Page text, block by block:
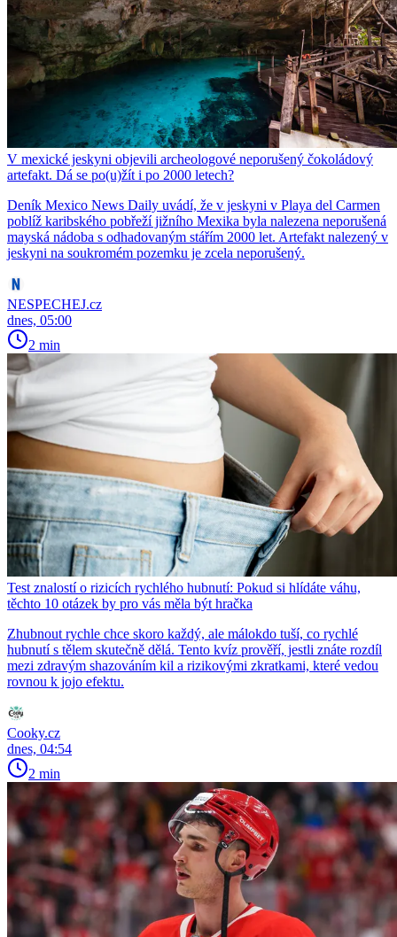
V mexické jeskyni objevili archeologové neporušený čokoládový
artefakt. Dá se po(u)žít i po 2000 letech?
Deník Mexico News Daily uvádí, že v jeskyni v Playa del Carmen
poblíž karibského pobřeží jižního Mexika byla nalezena neporušená
mayská nádoba s odhadovaným stářím 2000 let. Artefakt nalezený v
jeskyni na soukromém pozemku je zcela neporušený.
NESPECHEJ.cz
dnes, 05:00
2 min
Test znalostí o rizicích rychlého hubnutí: Pokud si hlídáte váhu,
těchto 10 otázek by pro vás měla být hračka
Zhubnout rychle chce skoro každý, ale málokdo tuší, co rychlé
hubnutí s tělem skutečně dělá. Tento kvíz prověří, jestli znáte rozdíl
mezi zdravým shazováním kil a rizikovými zkratkami, které vedou
rovnou k jojo efektu.
Cooky.cz
dnes, 04:54
2 min